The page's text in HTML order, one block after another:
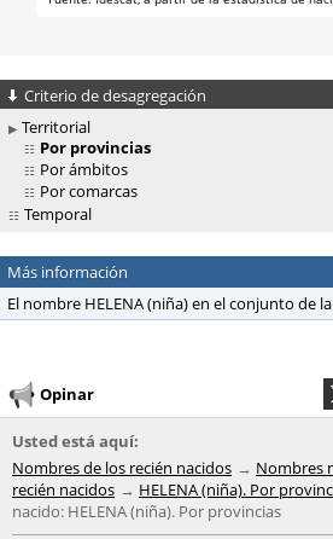
Criterio de desagregación
Territorial
Por provincias
Por ámbitos
Por comarcas
Temporal
Más información
El nombre HELENA (niña) en el conjunto de
Opinar
Usted está aquí:
Nombres de los recién nacidos
Nombres
recién nacidos
HELENA (niña). Por
nacido: HELENA (niña). Por provincias